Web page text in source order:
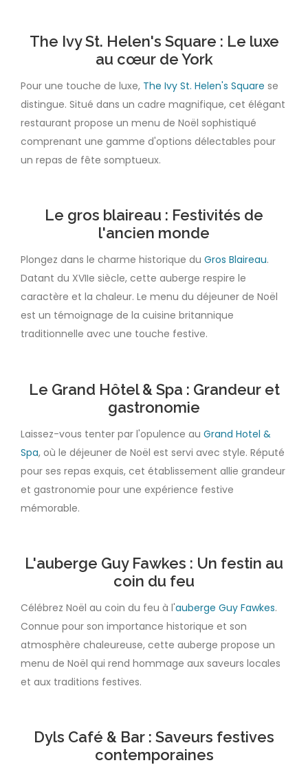
The Ivy St. Helen's Square : Le luxe
au cœur de York
Pour une touche de luxe, The Ivy St. Helen's Square se
distingue. Situé dans un cadre magnifique, cet élégant
restaurant propose un menu de Noël sophistiqué
comprenant une gamme d'options délectables pour
un repas de fête somptueux.
Le gros blaireau : Festivités de
l'ancien monde
Plongez dans le charme historique du Gros Blaireau.
Datant du XVIIe siècle, cette auberge respire le
caractère et la chaleur. Le menu du déjeuner de Noël
est un témoignage de la cuisine britannique
traditionnelle avec une touche festive.
Le Grand Hôtel & Spa : Grandeur et
gastronomie
Laissez-vous tenter par l'opulence au Grand Hotel &
Spa, où le déjeuner de Noël est servi avec style. Réputé
pour ses repas exquis, cet établissement allie grandeur
et gastronomie pour une expérience festive
mémorable.
L'auberge Guy Fawkes : Un festin au
coin du feu
Célébrez Noël au coin du feu à l'auberge Guy Fawkes.
Connue pour son importance historique et son
atmosphère chaleureuse, cette auberge propose un
menu de Noël qui rend hommage aux saveurs locales
et aux traditions festives.
Dyls Café & Bar : Saveurs festives
contemporaines